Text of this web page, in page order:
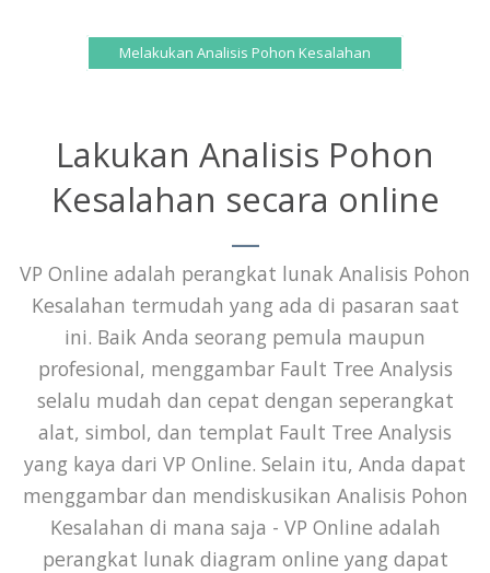
Melakukan Analisis Pohon Kesalahan
Lakukan Analisis Pohon
Kesalahan secara online
VP Online adalah perangkat lunak Analisis Pohon
Kesalahan termudah yang ada di pasaran saat
ini. Baik Anda seorang pemula maupun
profesional, menggambar Fault Tree Analysis
selalu mudah dan cepat dengan seperangkat
alat, simbol, dan templat Fault Tree Analysis
yang kaya dari VP Online. Selain itu, Anda dapat
menggambar dan mendiskusikan Analisis Pohon
Kesalahan di mana saja - VP Online adalah
perangkat lunak diagram online yang dapat